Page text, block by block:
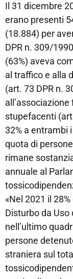
Il 31 dicembre
erano presenti
(18.884) per
DPR n. 309/
(63%) aveva
al traffico e alla
(art. 73 DPR n.
stupefacenti
32% a entrambi
quota di
rimane
annuale al
«Nel 2021 il
Disturbo da
nell’ultimo
persone
straniera sul